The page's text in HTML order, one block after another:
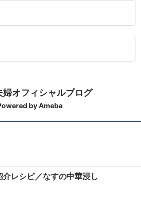
婦オフィシャルブログ
by Ameba
レシピ／なすの中華浸し